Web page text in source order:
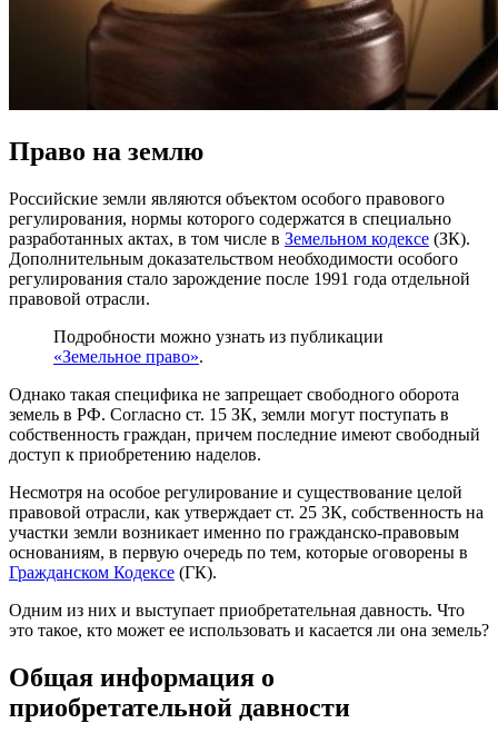
Право на землю
Российские земли являются объектом особого правового
регулирования, нормы которого содержатся в специально
разработанных актах, в том числе в Земельном кодексе (ЗК).
Дополнительным доказательством необходимости особого
регулирования стало зарождение после 1991 года отдельной
правовой отрасли.
Подробности можно узнать из публикации
«Земельное право».
Однако такая специфика не запрещает свободного оборота
земель в РФ. Согласно ст. 15 ЗК, земли могут поступать в
собственность граждан, причем последние имеют свободный
доступ к приобретению наделов.
Несмотря на особое регулирование и существование целой
правовой отрасли, как утверждает ст. 25 ЗК, собственность на
участки земли возникает именно по гражданско-правовым
основаниям, в первую очередь по тем, которые оговорены в
Гражданском Кодексе (ГК).
Одним из них и выступает приобретательная давность. Что
это такое, кто может ее использовать и касается ли она земель?
Общая информация о
приобретательной давности